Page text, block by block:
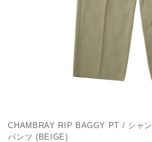
CHAMBRAY RIP BAGGY PT / シャ
パンツ (BEIGE)